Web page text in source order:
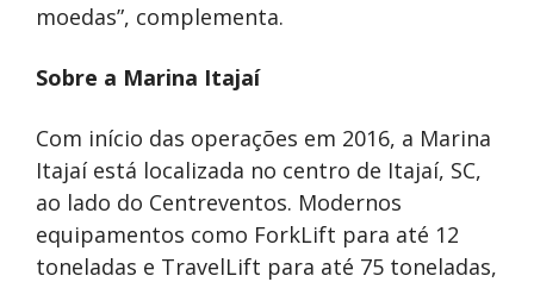
moedas”, complementa.
Sobre a Marina Itajaí
Com início das operações em 2016, a Marina
Itajaí está localizada no centro de Itajaí, SC,
ao lado do Centreventos. Modernos
equipamentos como ForkLift para até 12
toneladas e TravelLift para até 75 toneladas,